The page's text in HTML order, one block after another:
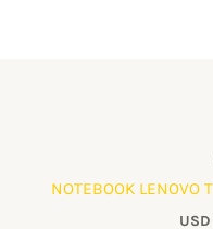
NOTEBOOK LENOVO
USD